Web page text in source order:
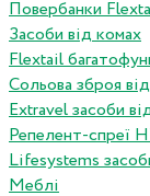
Повербанки
Засоби від комах
Flextail
Сольова зброя
Extravel засоби
Репелент-спреї
Lifesystems
Меблі